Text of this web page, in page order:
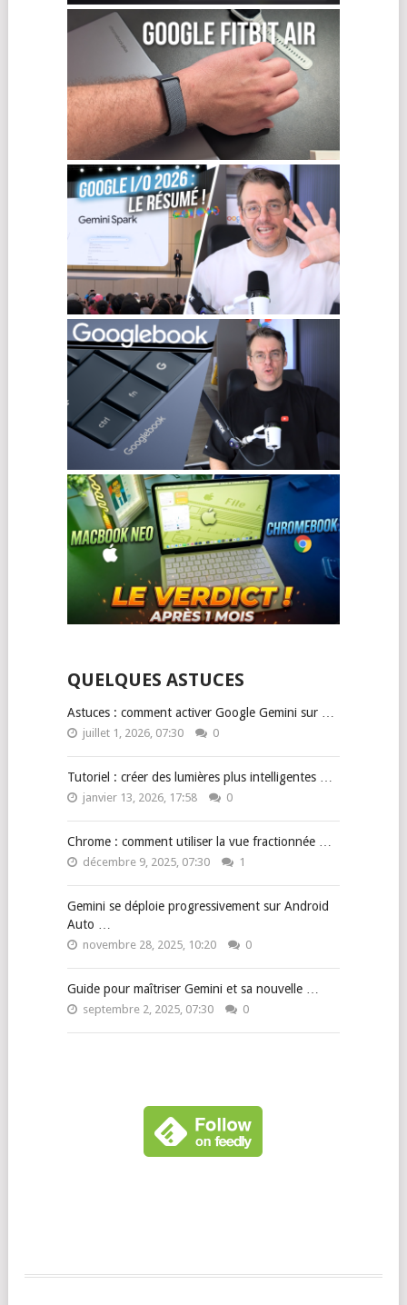
QUELQUES ASTUCES
Astuces : comment activer Google Gemini sur …
juillet 1, 2026, 07:30 0
Tutoriel : créer des lumières plus intelligentes …
janvier 13, 2026, 17:58 0
Chrome : comment utiliser la vue fractionnée …
décembre 9, 2025, 07:30 1
Gemini se déploie progressivement sur Android
Auto …
novembre 28, 2025, 10:20 0
Guide pour maîtriser Gemini et sa nouvelle …
septembre 2, 2025, 07:30 0